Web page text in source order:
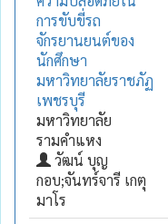
การขับขี่รถ
จักรยานยนต์ของ
นักศึกษา
มหาวิทยาลัยราชภัฏ
เพชรบุรี
มหาวิทยาลัย
รามคำแหง
วัฒน์ บุญ
กอบ;จันทร์จารี เกตุ
มาโร